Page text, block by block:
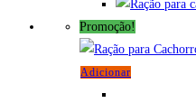
Promoção!
Adicionar